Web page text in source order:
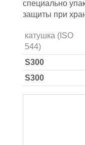
специально
защиты при
катушка (ISO
544)
S300
S300